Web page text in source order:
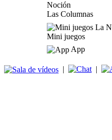
Las Columnas
Mini juegos
App
| |